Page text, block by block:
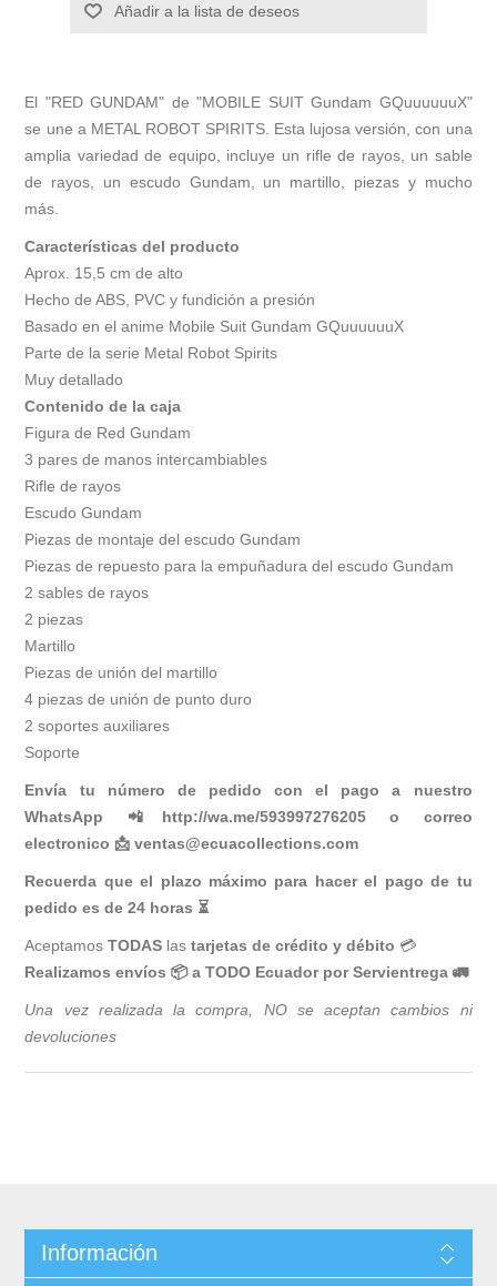
Añadir a la lista de deseos
El "RED GUNDAM" de "MOBILE SUIT Gundam GQuuuuuuX"
se une a METAL ROBOT SPIRITS. Esta lujosa versión, con una
amplia variedad de equipo, incluye un rifle de rayos, un sable
de rayos, un escudo Gundam, un martillo, piezas y mucho
más.
Características del producto
Aprox. 15,5 cm de alto
Hecho de ABS, PVC y fundición a presión
Basado en el anime Mobile Suit Gundam GQuuuuuuX
Parte de la serie Metal Robot Spirits
Muy detallado
Contenido de la caja
Figura de Red Gundam
3 pares de manos intercambiables
Rifle de rayos
Escudo Gundam
Piezas de montaje del escudo Gundam
Piezas de repuesto para la empuñadura del escudo Gundam
2 sables de rayos
2 piezas
Martillo
Piezas de unión del martillo
4 piezas de unión de punto duro
2 soportes auxiliares
Soporte
Envía tu número de pedido con el pago a nuestro
WhatsApp 📲 http://wa.me/593997276205 o correo
electronico 📩ventas@ecuacollections.com
Recuerda que el plazo máximo para hacer el pago de tu
pedido es de 24 horas ⏳
AceptamosTODAS lastarjetas de crédito y débito 💳
Realizamos envíos 📦 a TODO Ecuador por Servientrega 🚛
Una vez realizada la compra, NO se aceptan cambios ni
devoluciones
Información